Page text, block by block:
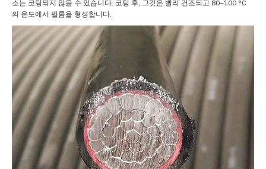
소는 코팅되지 않을 수 있습니다. 코팅 후, 그것은 빨리 건조되고 80–100 °C
의 온도에서 필름을 형성합니다.